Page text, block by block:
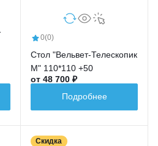
0(0)
Стол "Вельвет-Телескопик
М" 110*110 +50
от 48 700 ₽
Подробнее
Скидка